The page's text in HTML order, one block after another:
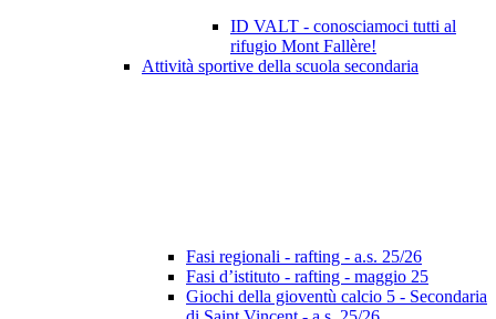
ID VALT - conosciamoci tutti al
rifugio Mont Fallère!
Attività sportive della scuola secondaria
Fasi regionali - rafting - a.s. 25/26
Fasi d’istituto - rafting - maggio 25
Giochi della gioventù calcio 5 - Secondaria